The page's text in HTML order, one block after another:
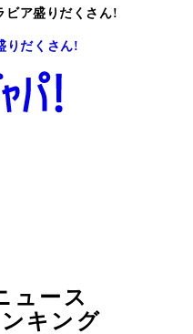
ビア盛りだくさん!
りだくさん!
ュース
キング